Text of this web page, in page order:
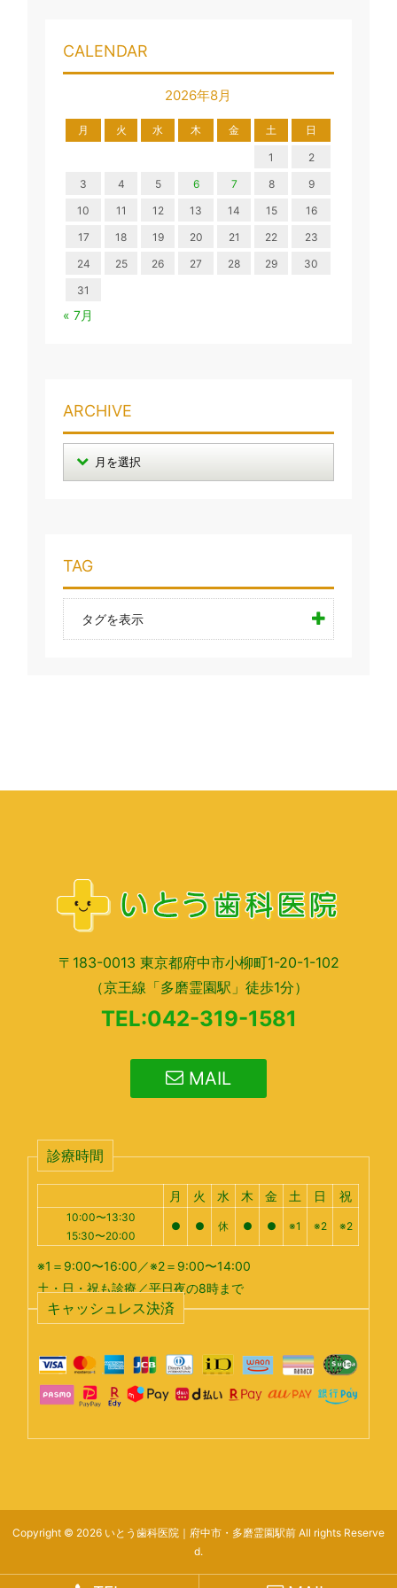
CALENDAR
2026年8月
月 火 水 木 金 土 日
1
2
3
4 5 6 7 8
9
10
11 12 13 14 15
16
17
18 19 20 21 22
23
24
25 26 27 28 29
30
31
« 7月
ARCHIVE
TAG
タグを表示
〒183-0013 東京都府中市小柳町1-20-1-102
（京王線「多磨霊園駅」徒歩1分）
TEL:042-319-1581
MAIL
診療時間
月 火 水 木 金 土 日 祝
10:00〜13:30
15:30〜20:00
● ● 休 ● ● ※1 ※2 ※2
※1＝9:00〜16:00／※2＝9:00〜14:00
土・日・祝も診療／平日夜の8時まで
キャッシュレス決済
Copyright © 2026 いとう歯科医院｜府中市・多磨霊園駅前 All rights Reserve
d.